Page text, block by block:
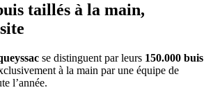
taillés à la main,
se distinguent par leurs 150.000 buis
à la main par une équipe de
l’année.